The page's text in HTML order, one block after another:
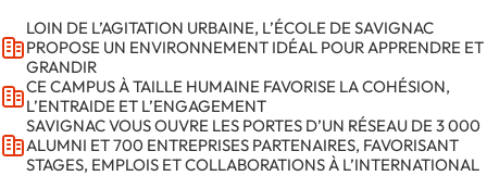
LOIN DE L’AGITATION URBAINE, L’ÉCOLE DE SAVIGNAC
PROPOSE UN ENVIRONNEMENT IDÉAL POUR APPRENDRE ET
GRANDIR
CE CAMPUS À TAILLE HUMAINE FAVORISE LA COHÉSION,
L’ENTRAIDE ET L’ENGAGEMENT
SAVIGNAC VOUS OUVRE LES PORTES D’UN RÉSEAU DE 3 000
ALUMNI ET 700 ENTREPRISES PARTENAIRES, FAVORISANT
STAGES, EMPLOIS ET COLLABORATIONS À L’INTERNATIONAL